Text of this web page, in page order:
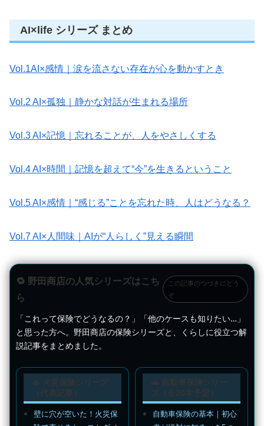
AI×life シリーズ まとめ
Vol.1AI×感情｜涙を流さない存在が心を動かすとき
Vol.2 AI×孤独｜静かな対話が生まれる場所
Vol.3 AI×記憶｜忘れることが、人をやさしくする
Vol.4 AI×時間｜記憶を超えて“今”を生きるということ
Vol.5 AI×感情｜“感じる”ことを忘れた時、人はどうなる？
Vol.7 AI×人間味｜AIが“人らしく”見える瞬間
🔁 野田商店の人気シリーズはこち
ら
この記事のつづきにどう
ぞ
「これって保険でどうなるの？」「他のケースも知りたい…」
と思った方へ。野田商店の保険シリーズと、くらしに役立つ解
説記事をまとめました。
🔥 火災保険シリーズ
（代表記事）
壁に穴が空いた！火災保
🚗 自動車保険シリー
ズ（全20本予定）
自動車保険の基本｜初心